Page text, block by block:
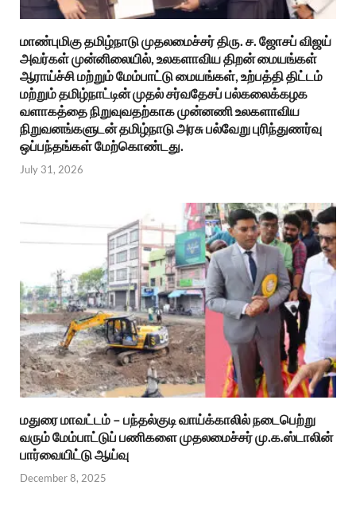
மாண்புமிகு தமிழ்நாடு முதலமைச்சர் திரு. ச. ஜோசப் விஜய்
அவர்கள் முன்னிலையில், உலகளாவிய திறன் மையங்கள்
ஆராய்ச்சி மற்றும் மேம்பாட்டு மையங்கள், உற்பத்தி திட்டம்
மற்றும் தமிழ்நாட்டின் முதல் சர்வதேசப் பல்கலைக்கழக
வளாகத்தை நிறுவுவதற்காக முன்னணி உலகளாவிய
நிறுவனங்களுடன் தமிழ்நாடு அரசு பல்வேறு புரிந்துணர்வு
ஒப்பந்தங்கள் மேற்கொண்டது.
July 31, 2026
மதுரை மாவட்டம் – பந்தல்குடி வாய்க்காலில் நடைபெற்று
வரும் மேம்பாட்டுப் பணிகளை முதலமைச்சர் மு.க.ஸ்டாலின்
பார்வையிட்டு ஆய்வு
December 8, 2025